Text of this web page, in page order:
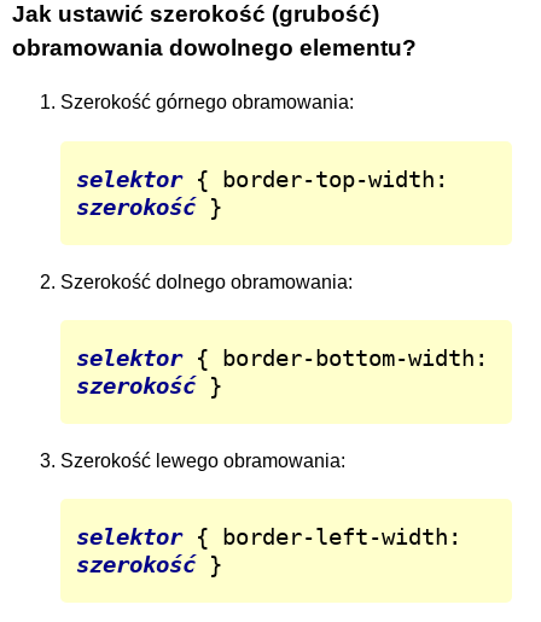
Jak ustawić szerokość (grubość)
obramowania dowolnego elementu?
Szerokość górnego obramowania:
selektor
szerokość }
Szerokość dolnego obramowania:
selektor
szerokość }
Szerokość lewego obramowania:
selektor
szerokość }